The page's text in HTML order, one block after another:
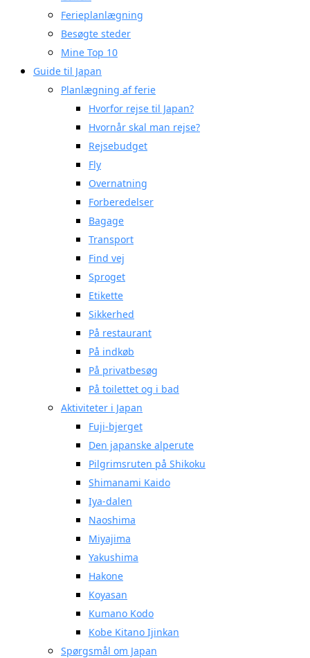
Ferieplanlægning
Besøgte steder
Mine Top 10
Guide til Japan
Planlægning af ferie
Hvorfor rejse til Japan?
Hvornår skal man rejse?
Rejsebudget
Fly
Overnatning
Forberedelser
Bagage
Transport
Find vej
Sproget
Etikette
Sikkerhed
På restaurant
På indkøb
På privatbesøg
På toilettet og i bad
Aktiviteter i Japan
Fuji-bjerget
Den japanske alperute
Pilgrimsruten på Shikoku
Shimanami Kaido
Iya-dalen
Naoshima
Miyajima
Yakushima
Hakone
Koyasan
Kumano Kodo
Kobe Kitano Ijinkan
Spørgsmål om Japan